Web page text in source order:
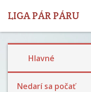
LIGA PÁR PÁRU
Hlavné
Nedarí sa počať